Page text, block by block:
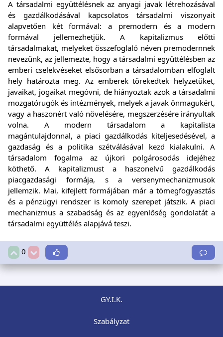
A társadalmi együttélésnek az anyagi javak létrehozásával
és gazdálkodásával kapcsolatos társadalmi viszonyait
alapvetően két formával: a premodern és a modern
formával jellemezhetjük. A kapitalizmus előtti
társadalmakat, melyeket összefoglaló néven premodernnek
nevezünk, az jellemezte, hogy a társadalmi együttélésben az
emberi cselekvéseket elsősorban a társadalomban elfoglalt
hely határozta meg. Az emberek törekedtek helyzetüket,
javaikat, jogaikat megóvni, de hiányoztak azok a társadalmi
mozgatórugók és intézmények, melyek a javak önmagukért,
vagy a haszonért való növelésére, megszerzésére irányultak
volna. A modern társadalom a kapitalista
magántulajdonnal, a piaci gazdálkodás kiteljesedésével, a
gazdaság és a politika szétválásával kezd kialakulni. A
társadalom fogalma az újkori polgárosodás idejéhez
köthető. A kapitalizmust a haszonelvű gazdálkodás
piacgazdasági formája, s a versenymechanizmusok
jellemzik. Mai, kifejlett formájában már a tömegfogyasztás
és a pénzügyi rendszer is komoly szerepet játszik. A piaci
mechanizmus a szabadság és az egyenlőség gondolatát a
társadalmi együttélés alapjává teszi.
0
GY.I.K.
Szabályzat